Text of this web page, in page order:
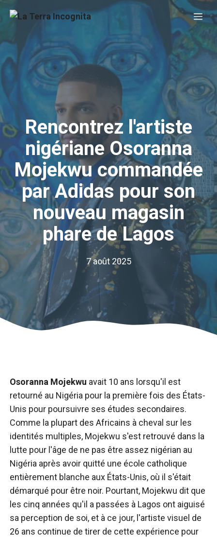
Aller
Rencontrez l'artiste
nigériane Osoranna
Mojekwu commandée
par Adidas pour son
nouveau magasin
phare de Lagos
7 août 2025
Osoranna Mojekwu avait 10 ans lorsqu'il est
retourné au Nigéria pour la première fois des États-
Unis pour poursuivre ses études secondaires.
Comme la plupart des Africains à cheval sur les
identités multiples, Mojekwu s'est retrouvé dans la
lutte pour l'âge de ne pas être assez nigérian au
Nigéria après avoir quitté une école catholique
entièrement blanche aux États-Unis, où il s'était
démarqué pour être noir. Pourtant, Mojekwu dit que
les cinq années qu'il a passées à Lagos ont aiguisé
sa perception de soi, et à ce jour, l'artiste visuel de
26 ans continue de tirer de cette expérience pour